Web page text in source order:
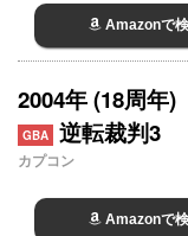
Amazonで
2004年 (18周年)
GBA 逆転裁判3
カプコン
Amazonで